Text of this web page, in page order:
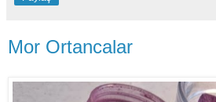
Mor Ortancalar